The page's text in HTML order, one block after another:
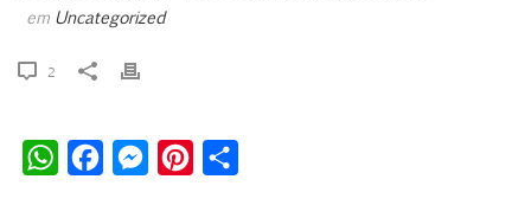
em Uncategorized
2
W
M